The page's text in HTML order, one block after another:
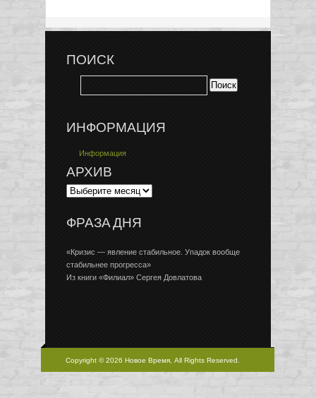
ПОИСК
ИНФОРМАЦИЯ
Информация
АРХИВ
ФРАЗА ДНЯ
«Кризис — явление стабильное. Упадок вообще
стабильнее прогресса»
Из книги «Филиал» Сергея Довлатова
Copyright © 2026 Новое Время, All Rights Reserved.